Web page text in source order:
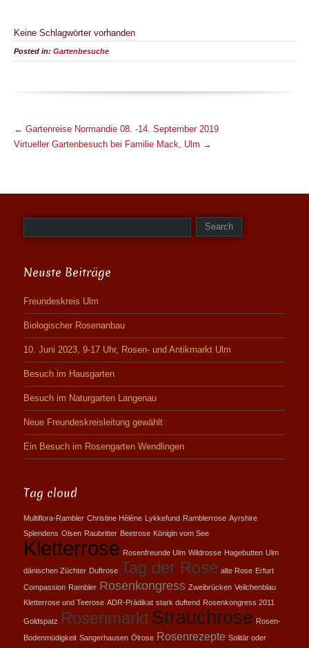
Keine Schlagwörter vorhanden
Posted in: Gartenbesuche
M
o
A
← Gartenreise Normandie 08. -14. September 2019
Virtueller Gartenbesuch bei Familie Mack, Ulm →
Neuste Beiträge
Freundeskreis Ulm
Biologischer Rosenanbau
10. Juni 2023, 9-17 Uhr, Rosen- und Antikmarkt Ulm
Besuch im Hausgarten
Besuch im Naturgarten Langenau
Neue Freundeskreisleitung gewählt
Ein Besuch im Rosengarten Wendlingen
Tag cloud
Multiflora-Rambler Christine Hèléne Lykkefund Ramblerrose Ayrshire
Splendens Olsen Raubritter Beetrose Königin vom See
Kletterrose Rosenfreunde Ulm Wildrosse Hagebutten Ulm
dänischen Züchter Duftrose Tag der Rose alte Rose Erfurt
Compassion Rambler Rosenkongress Zweibrücken Veilchenblau
Kletterrose und Teerose ADR-Prädikat stark duftend Rosenkongress 2011
Goldspatz RosenmarktStrauchrose Rosen-
Bodenmüdigkeit Sangerhausen Ölrose Rosenrezepte Solitär oder